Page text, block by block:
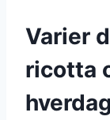
Varier
ricotta